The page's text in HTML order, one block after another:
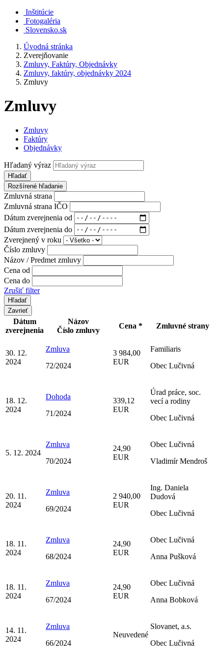
Inštitúcie
Fotogaléria
Slovensko.sk
Úvodná stránka
Zverejňovanie
Zmluvy, Faktúry, Objednávky
Zmluvy, faktúry, objednávky 2024
Zmluvy
Zmluvy
Zmluvy
Faktúry
Objednávky
Hľadaný výraz
Hľadať
Rozšírené hľadanie
Zmluvná strana
Zmluvná strana IČO
Dátum zverejnenia od
Dátum zverejnenia do
Zverejnený v roku
Číslo zmluvy
Názov / Predmet zmluvy
Cena od
Cena do
Zrušiť filter
Zavrieť
Dátum
zverejnenia
Názov
Číslo zmluvy
Cena * Zmluvné strany
30. 12.
2024
Zmluva
72/2024
3 984,00
EUR
Familiaris
Obec Lučivná
18. 12.
2024
Dohoda
71/2024
339,12
EUR
Úrad práce, soc.
vecí a rodiny
Obec Lučivná
5. 12. 2024
Zmluva
70/2024
24,90
EUR
Obec Lučivná
Vladimír Mendroš
20. 11.
2024
Zmluva
69/2024
2 940,00
EUR
Ing. Daniela
Dudová
Obec Lučivná
18. 11.
2024
Zmluva
68/2024
24,90
EUR
Obec Lučivná
Anna Pušková
18. 11.
2024
Zmluva
67/2024
24,90
EUR
Obec Lučivná
Anna Bobková
14. 11.
2024
Zmluva
66/2024
Neuvedené
Slovanet, a.s.
Obec Lučivná